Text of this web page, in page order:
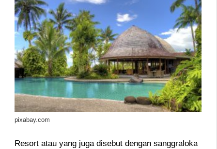
pixabay.com
Resort atau yang juga disebut dengan sanggraloka